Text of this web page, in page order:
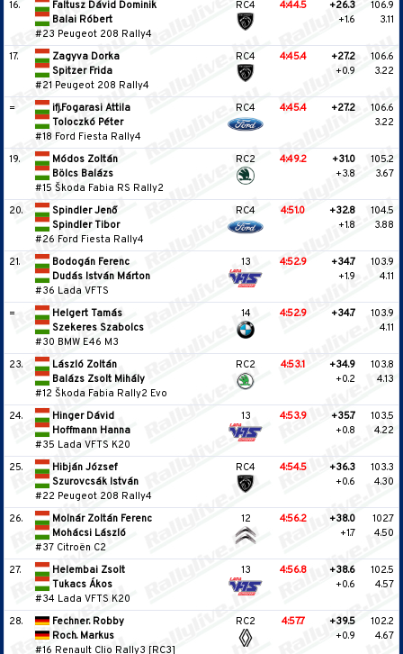
16.
Faltusz Dávid Dominik
Balai Róbert
#23 Peugeot 208 Rally4
RC4 4:44.5
+26.3
+1.6
106.9
3.11
17.
Zagyva Dorka
Spitzer Frida
#21 Peugeot 208 Rally4
RC4 4:45.4
+27.2
+0.9
106.6
3.22
=
ifj.Fogarasi Attila
Toloczkó Péter
#18 Ford Fiesta Rally4
RC4 4:45.4 +27.2
106.6
3.22
19.
Módos Zoltán
Bölcs Balázs
#15 Škoda Fabia RS Rally2
RC2 4:49.2
+31.0
+3.8
105.2
3.67
20.
Spindler Jenő
Spindler Tibor
#26 Ford Fiesta Rally4
RC4 4:51.0
+32.8
+1.8
104.5
3.88
21.
Bodogán Ferenc
Dudás István Márton
#36 Lada VFTS
13 4:52.9
+34.7
+1.9
103.9
4.11
=
Helgert Tamás
Szekeres Szabolcs
#30 BMW E46 M3
14 4:52.9 +34.7
103.9
4.11
23.
László Zoltán
Balázs Zsolt Mihály
#12 Škoda Fabia Rally2 Evo
RC2 4:53.1
+34.9
+0.2
103.8
4.13
24.
Hinger Dávid
Hoffmann Hanna
#35 Lada VFTS K20
13 4:53.9
+35.7
+0.8
103.5
4.22
25.
Hibján József
Szurovcsák István
#22 Peugeot 208 Rally4
RC4 4:54.5
+36.3
+0.6
103.3
4.30
26.
Molnár Zoltán Ferenc
Mohácsi László
#37 Citroën C2
12 4:56.2
+38.0
+1.7
102.7
4.50
27.
Helembai Zsolt
Tukacs Ákos
#34 Lada VFTS K20
13 4:56.8
+38.6
+0.6
102.5
4.57
28.
Fechner. Robby
Roch. Markus
#16 Renault Clio Rally3 [RC3]
RC2 4:57.7
+39.5
+0.9
102.2
4.67